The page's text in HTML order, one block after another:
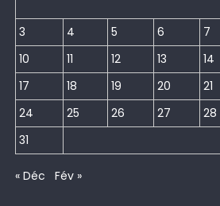
3
4 5 6 7
10
11 12 13 14
17
18 19 20 21
24
25 26 27 28
31
« Déc Fév »